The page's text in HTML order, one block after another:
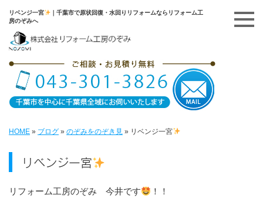
リベンジ一宮
｜千葉市で原状回復・水回りリフォームならリフォーム工
房のぞみへ
HOME » ブログ » のぞみをのぞき見 » リベンジ一宮
リベンジ一宮
リフォーム工房のぞみ 今井です ！！